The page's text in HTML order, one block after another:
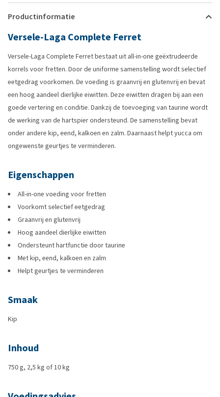
Productinformatie
Versele-Laga Complete Ferret
Versele-Laga Complete Ferret bestaat uit all-in-one geëxtrudeerde
korrels voor fretten. Door de uniforme samenstelling wordt selectief
eetgedrag voorkomen. De voeding is graanvrij en glutenvrij en bevat
een hoog aandeel dierlijke eiwitten. Deze eiwitten dragen bij aan een
goede vertering en conditie. Dankzij de toevoeging van taurine wordt
de werking van de hartspier ondersteund. De samenstelling bevat
onder andere kip, eend, kalkoen en zalm. Daarnaast helpt yucca om
ongewenste geurtjes te verminderen.
Eigenschappen
All-in-one voeding voor fretten
Voorkomt selectief eetgedrag
Graanvrij en glutenvrij
Hoog aandeel dierlijke eiwitten
Ondersteunt hartfunctie door taurine
Met kip, eend, kalkoen en zalm
Helpt geurtjes te verminderen
Smaak
Kip
Inhoud
750 g, 2,5 kg of 10 kg